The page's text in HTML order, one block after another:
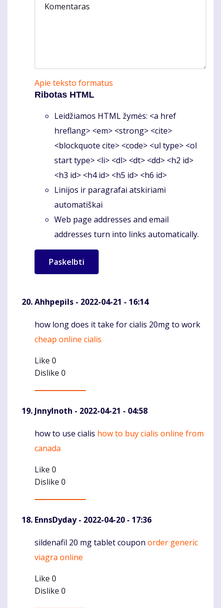
Komentaras
Apie teksto formatus
Ribotas HTML
Leidžiamos HTML žymės: <a href
hreflang> <em> <strong> <cite>
<blockquote cite> <code> <ul type> <ol
start type> <li> <dl> <dt> <dd> <h2 id>
<h3 id> <h4 id> <h5 id> <h6 id>
Linijos ir paragrafai atskiriami
automatiškai
Web page addresses and email
addresses turn into links automatically.
Ahhpepils - 2022-04-21 - 16:14
Komentaras
how long does it take for cialis 20mg to work
cheap online cialis
Like 0
Dislike 0
JnnyInoth - 2022-04-21 - 04:58
Komentaras
how to use cialis how to buy cialis online from
canada
Like 0
Dislike 0
EnnsDyday- 2022-04-20 - 17:36
Komentaras
sildenafil 20 mg tablet coupon order generic
viagra online
Like 0
Dislike 0